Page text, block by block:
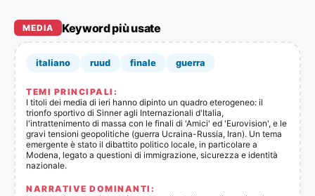
MEDIA Keyword più usate
italiano ruud finale guerra
TEMI PRINCIPALI:
I titoli dei media di ieri hanno dipinto un quadro eterogeneo: il
trionfo sportivo di Sinner agli Internazionali d'Italia,
l'intrattenimento di massa con le finali di 'Amici' ed 'Eurovision', e le
gravi tensioni geopolitiche (guerra Ucraina-Russia, Iran). Un tema
emergente è stato il dibattito politico locale, in particolare a
Modena, legato a questioni di immigrazione, sicurezza e identità
nazionale.
NARRATIVE DOMINANTI: